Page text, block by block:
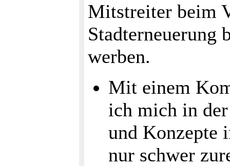
Mitstreiter beim
Stadterneuerung
werben.
Mit einem
ich mich in
und Konzepte
nur schwer